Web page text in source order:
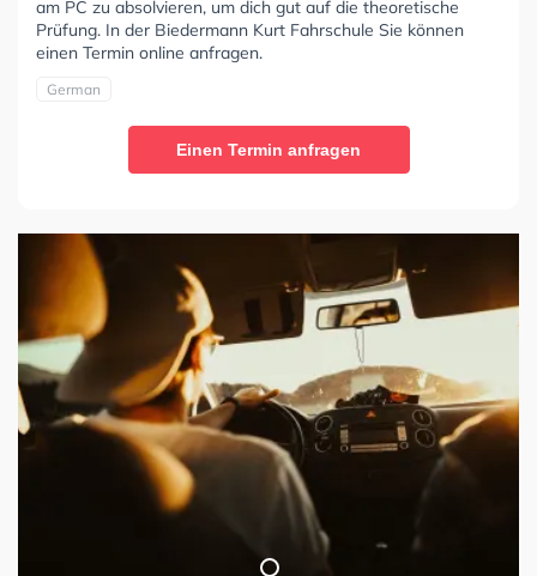
am PC zu absolvieren, um dich gut auf die theoretische
Prüfung. In der Biedermann Kurt Fahrschule Sie können
einen Termin online anfragen.
German
Einen Termin anfragen